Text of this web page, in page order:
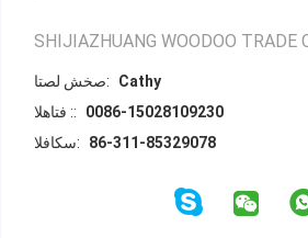
SHIJIAZHUANG WOODOO TRADE
اتصل شخص:
Cathy
الهاتف ::
0086-15028109230
الفاكس:
86-311-85329078